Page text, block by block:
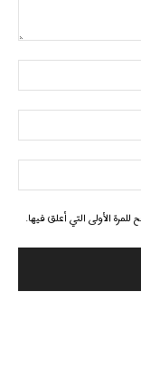
الأولى التي أعلق فيها.